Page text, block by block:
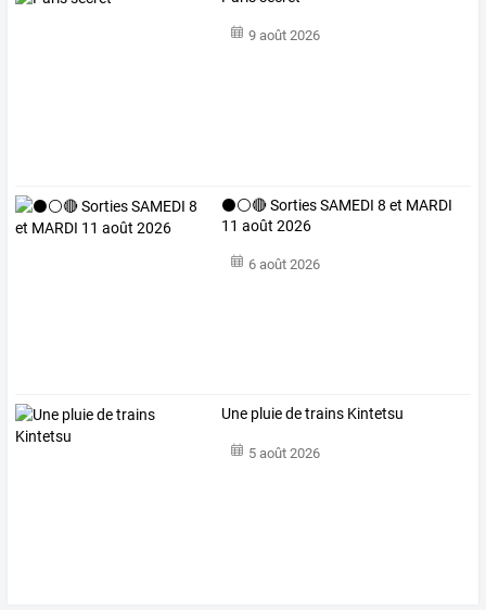
9 août 2026
⚫⚪🔴 Sorties SAMEDI 8 et MARDI
11 août 2026
6 août 2026
Une pluie de trains Kintetsu
5 août 2026